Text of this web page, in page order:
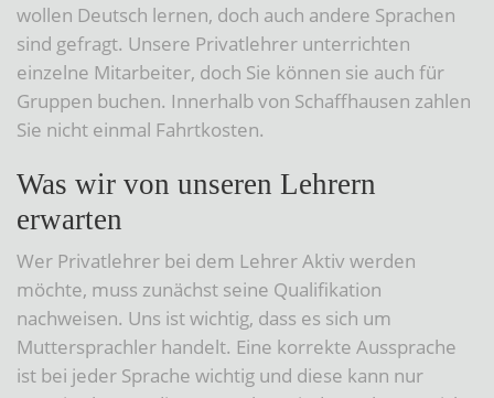
wollen Deutsch lernen, doch auch andere Sprachen
sind gefragt. Unsere Privatlehrer unterrichten
einzelne Mitarbeiter, doch Sie können sie auch für
Gruppen buchen. Innerhalb von Schaffhausen zahlen
Sie nicht einmal Fahrtkosten.
Was wir von unseren Lehrern
erwarten
Wer Privatlehrer bei dem Lehrer Aktiv werden
möchte, muss zunächst seine Qualifikation
nachweisen. Uns ist wichtig, dass es sich um
Muttersprachler handelt. Eine korrekte Aussprache
ist bei jeder Sprache wichtig und diese kann nur